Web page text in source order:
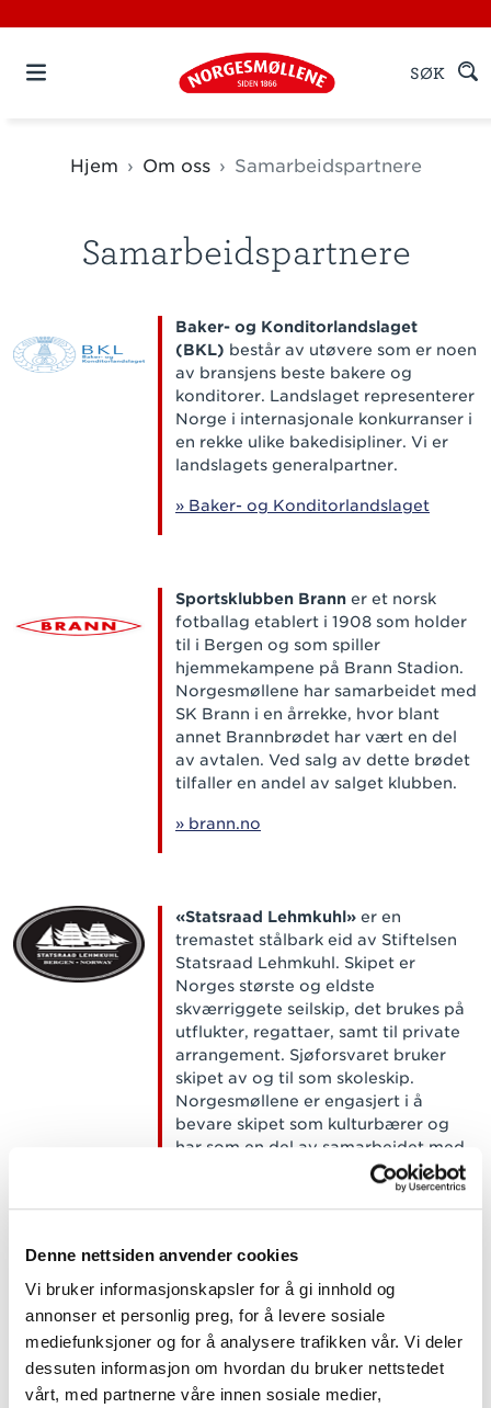
Denne nettsiden anvender cookies
Vi bruker informasjonskapsler for å gi innhold og
annonser et personlig preg, for å levere sosiale
mediefunksjoner og for å analysere trafikken vår. Vi deler
dessuten informasjon om hvordan du bruker nettstedet
vårt, med partnerne våre innen sosiale medier,
SØK
Hjem Om oss Samarbeidspartnere
Samarbeidspartnere
Baker- og Konditorlandslaget
(BKL) består av utøvere som er noen
av bransjens beste bakere og
konditorer. Landslaget representerer
Norge i internasjonale konkurranser i
en rekke ulike bakedisipliner. Vi er
landslagets generalpartner.
» Baker- og Konditorlandslaget
Sportsklubben Brann er et norsk
fotballag etablert i 1908 som holder
til i Bergen og som spiller
hjemmekampene på Brann Stadion.
Norgesmøllene har samarbeidet med
SK Brann i en årrekke, hvor blant
annet Brannbrødet har vært en del
av avtalen. Ved salg av dette brødet
tilfaller en andel av salget klubben.
» brann.no
«Statsraad Lehmkuhl» er en
tremastet stålbark eid av Stiftelsen
Statsraad Lehmkuhl. Skipet er
Norges største og eldste
skværriggete seilskip, det brukes på
utflukter, regattaer, samt til private
arrangement. Sjøforsvaret bruker
skipet av og til som skoleskip.
Norgesmøllene er engasjert i å
bevare skipet som kulturbærer og
har som en del av samarbeidet med
Statsraad Lehmkuhl utviklet et brød
til driften av Statsraad Lemhkuhl.
» lehmkuhl.no
Opplysningskontoret for brød og